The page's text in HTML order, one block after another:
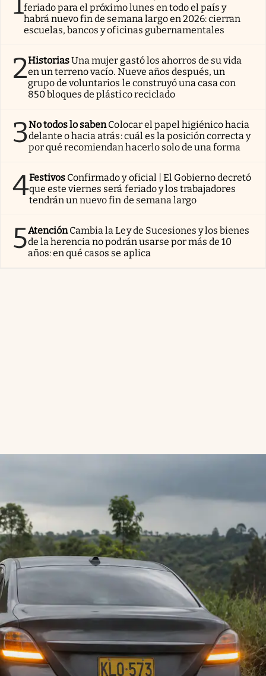
feriado para el próximo lunes en todo el país y
habrá nuevo fin de semana largo en 2026: cierran
escuelas, bancos y oficinas gubernamentales
2HistoriasUna mujer gastó los ahorros de su vida
en un terreno vacío. Nueve años después, un
grupo de voluntarios le construyó una casa con
850 bloques de plástico reciclado
3No todos lo sabenColocar el papel higiénico hacia
delante o hacia atrás: cuál es la posición correcta y
por qué recomiendan hacerlo solo de una forma
4Festivos Confirmado y oficial | El Gobierno decretó
que este viernes será feriado y los trabajadores
tendrán un nuevo fin de semana largo
5AtenciónCambia la Ley de Sucesiones y los bienes
de la herencia no podrán usarse por más de 10
años: en qué casos se aplica